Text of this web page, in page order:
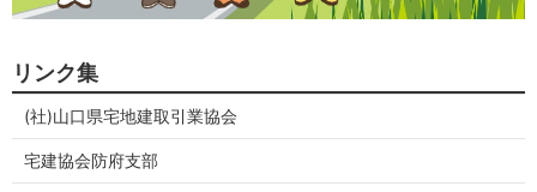
リンク集
(社)山口県宅地建取引業協会
宅建協会防府支部